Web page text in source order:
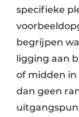
specifieke
begrijpen
ligging aan
of midden
dan geen